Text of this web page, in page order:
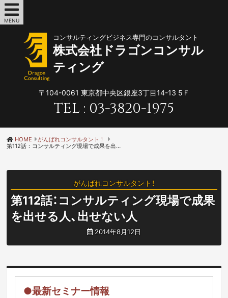
MENU
コンサルティングビジネス専門のコンサルタント
株式会社ドラゴンコンサル
ティング
〒104-0061 東京都中央区銀座3丁目14-13 5Ｆ
TEL : 03-3820-1975
HOME
がんばれコンサルタント！
第112話：コンサルティング現場で成果を出せる人、出せない人
がんばれコンサルタント！
第112話：コンサルティング現場で成果
を出せる人、出せない人
2014年8月12日
●最新セミナー情報